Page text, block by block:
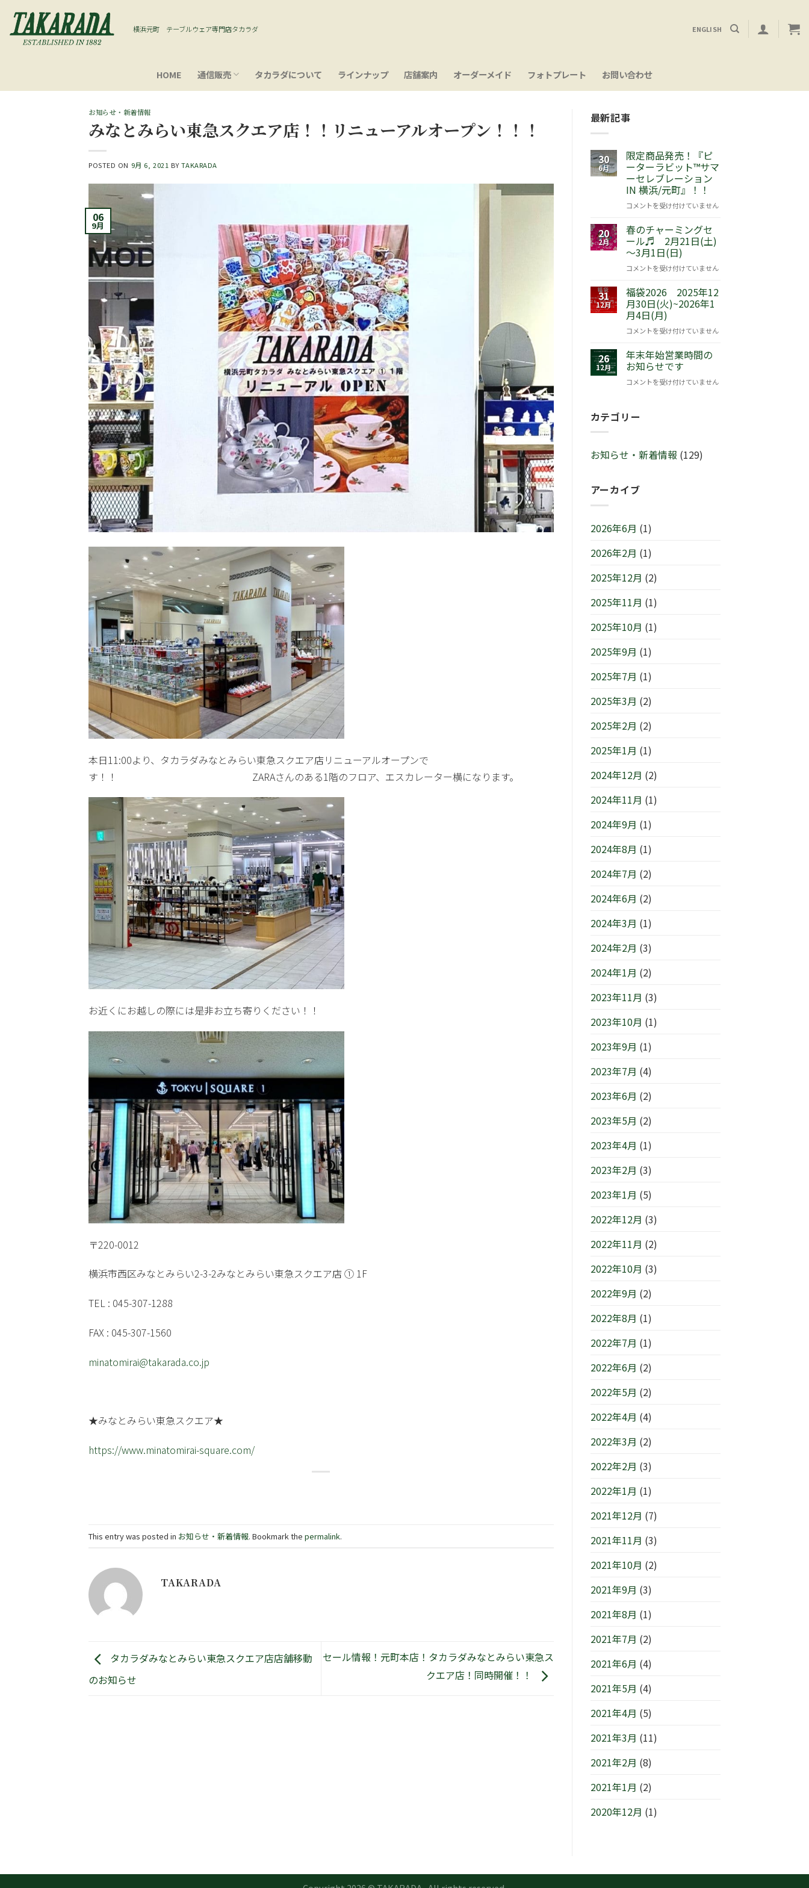
content
横浜元町 テーブルウェア専門店タカラダ ENGLISH
HOME 通信販売 タカラダについて ラインナップ 店舗案内 オーダーメイド フォトプレート お問い合わせ
お知らせ・新着情報
みなとみらい東急スクエア店！！リニューアルオープン！！！
POSTED ON 9月 6, 2021 BYTAKARADA
06
9月
本日11:00より、タカラダみなとみらい東急スクエア店リニューアルオープンで
す！！ ZARAさんのある1階のフロア、エスカレーター横になります。
お近くにお越しの際には是非お立ち寄りください！！
〒220-0012
横浜市西区みなとみらい2-3-2みなとみらい東急スクエア店 ① 1F
TEL : 045-307-1288
FAX : 045-307-1560
minatomirai@takarada.co.jp
★みなとみらい東急スクエア★
https://www.minatomirai-square.com/
This entry was posted in お知らせ・新着情報. Bookmark the permalink.
TAKARADA
タカラダみなとみらい東急スクエア店店舗移動
のお知らせ
セール情報！元町本店！タカラダみなとみらい東急ス
クエア店！同時開催！！
最新記事
30
6月
限定商品発売！『ピ
ーターラビット™サマ
ーセレブレーション
IN 横浜/元町』！！
限
商
品
発
売！
ー
タ
ー
ビ
ッ
ト
™
サ
セ
レ
ョ
横
元
は
コメントを受け付けていません
20
2月
春のチャーミングセ
ール♬ 2月21日(土)
～3月1日(日)
春
チ
ャ
ー
ミ
グ
セ
ル
2
月
(土)
3
月
(日)
コメントを受け付けていません
31
12月
福袋2026 2025年12
月30日(火)~2026年1
月4日(月)
福
2026
2025
年
30
年
1
4
は
コメントを受け付けていません
26
12月
年末年始営業時間の
お知らせです
年
始
時
お
せ
す
コメントを受け付けていません
カテゴリー
お知らせ・新着情報 (129)
アーカイブ
2026年6月 (1)
2026年2月 (1)
2025年12月 (2)
2025年11月 (1)
2025年10月 (1)
2025年9月 (1)
2025年7月 (1)
2025年3月 (2)
2025年2月 (2)
2025年1月 (1)
2024年12月 (2)
2024年11月 (1)
2024年9月 (1)
2024年8月 (1)
2024年7月 (2)
2024年6月 (2)
2024年3月 (1)
2024年2月 (3)
2024年1月 (2)
2023年11月 (3)
2023年10月 (1)
2023年9月 (1)
2023年7月 (4)
2023年6月 (2)
2023年5月 (2)
2023年4月 (1)
2023年2月 (3)
2023年1月 (5)
2022年12月 (3)
2022年11月 (2)
2022年10月 (3)
2022年9月 (2)
2022年8月 (1)
2022年7月 (1)
2022年6月 (2)
2022年5月 (2)
2022年4月 (4)
2022年3月 (2)
2022年2月 (3)
2022年1月 (1)
2021年12月 (7)
2021年11月 (3)
2021年10月 (2)
2021年9月 (3)
2021年8月 (1)
2021年7月 (2)
2021年6月 (4)
2021年5月 (4)
2021年4月 (5)
2021年3月 (11)
2021年2月 (8)
2021年1月 (2)
2020年12月 (1)